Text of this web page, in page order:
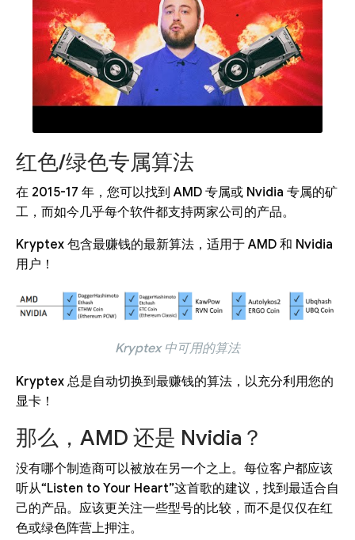
红色/绿色专属算法
在 2015-17 年，您可以找到 AMD 专属或 Nvidia 专属的矿
工，而如今几乎每个软件都支持两家公司的产品。
Kryptex 包含最赚钱的最新算法，适用于 AMD 和 Nvidia
用户！
Kryptex 中可用的算法
Kryptex 总是自动切换到最赚钱的算法，以充分利用您的
显卡！
那么，AMD 还是 Nvidia？
没有哪个制造商可以被放在另一个之上。每位客户都应该
听从“Listen to Your Heart”这首歌的建议，找到最适合自
己的产品。应该更关注一些型号的比较，而不是仅仅在红
色或绿色阵营上押注。